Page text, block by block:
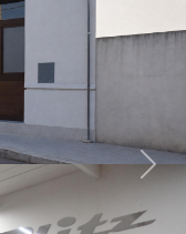
Next